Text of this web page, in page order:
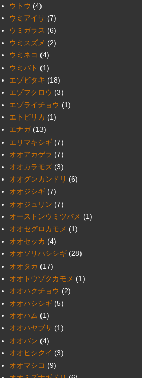
ウトウ (4)
ウミアイサ (7)
ウミガラス (6)
ウミスズメ (2)
ウミネコ (4)
ウミバト (1)
エゾビタキ (18)
エゾフクロウ (3)
エゾライチョウ (1)
エトピリカ (1)
エナガ (13)
エリマキシギ (7)
オオアカゲラ (7)
オオカラモズ (3)
オオグンカンドリ (6)
オオジシギ (7)
オオジュリン (7)
オーストンウミツバメ (1)
オオセグロカモメ (1)
オオセッカ (4)
オオソリハシシギ (28)
オオタカ (17)
オオトウゾクカモメ (1)
オオハクチョウ (2)
オオハシシギ (5)
オオハム (1)
オオハヤブサ (1)
オオバン (4)
オオヒシクイ (3)
オオマシコ (9)